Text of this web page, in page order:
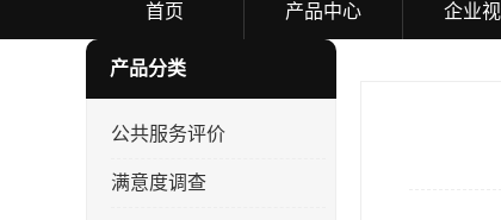
首页 产品中心 企业
产品分类
公共服务评价
满意度调查